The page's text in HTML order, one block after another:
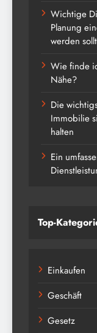
Wichtige
Planung
werden
Wie finde
Nähe?
Die
Immobilie
halten
Ein
Top-
Einkaufen
Geschäft
Gesetz